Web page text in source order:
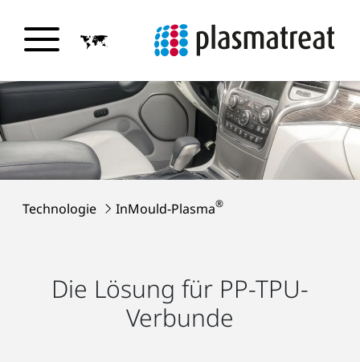
Technologie InMould-Plasma®
Die Lösung für PP-TPU-
Verbunde